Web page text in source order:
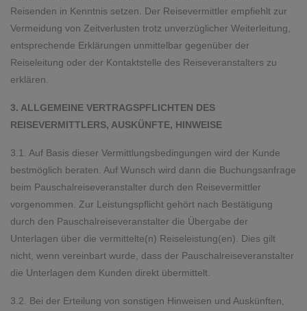
Reisenden in Kenntnis setzen. Der Reisevermittler empfiehlt zur
Vermeidung von Zeitverlusten trotz unverzüglicher Weiterleitung,
entsprechende Erklärungen unmittelbar gegenüber der
Reiseleitung oder der Kontaktstelle des Reiseveranstalters zu
erklären.
3. ALLGEMEINE VERTRAGSPFLICHTEN DES
REISEVERMITTLERS, AUSKÜNFTE, HINWEISE
3.1. Auf Basis dieser Vermittlungsbedingungen wird der Kunde
bestmöglich beraten. Auf Wunsch wird dann die Buchungsanfrage
beim Pauschalreiseveranstalter durch den Reisevermittler
vorgenommen. Zur Leistungspflicht gehört nach Bestätigung
durch den Pauschalreiseveranstalter die Übergabe der
Unterlagen über die vermittelte(n) Reiseleistung(en). Dies gilt
nicht, wenn vereinbart wurde, dass der Pauschalreiseveranstalter
die Unterlagen dem Kunden direkt übermittelt.
3.2. Bei der Erteilung von sonstigen Hinweisen und Auskünften,